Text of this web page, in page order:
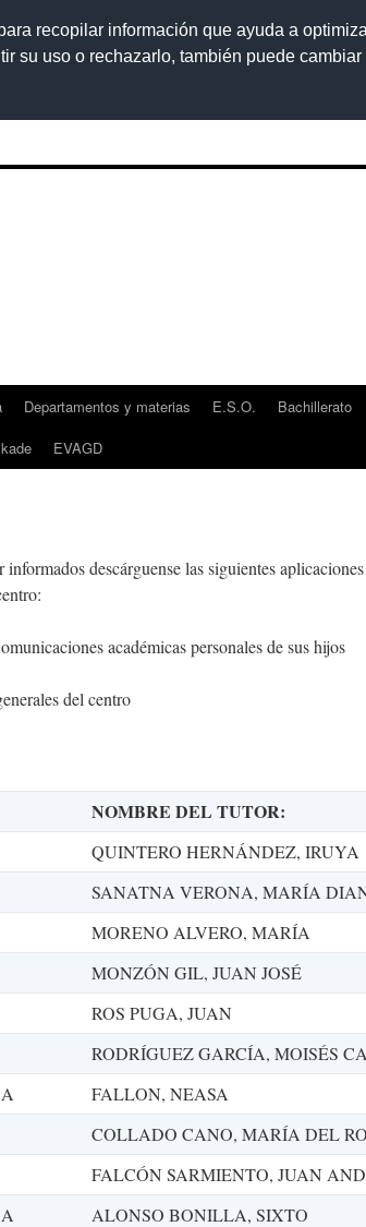
recopilar información que ayuda a
su uso o rechazarlo, también puede
Departamentos y materias E.S.O. Bachillerato
EVAGD
descárguense las siguientes
académicas personales de sus hijos
del centro
NOMBRE DEL TUTOR:
QUINTERO HERNÁNDEZ, IRUYA
SANATNA VERONA, MARÍA
MORENO ALVERO, MARÍA
MONZÓN GIL, JUAN JOSÉ
ROS PUGA, JUAN
RODRÍGUEZ GARCÍA, MOISÉS
FALLON, NEASA
COLLADO CANO, MARÍA DEL
FALCÓN SARMIENTO, JUAN
ALONSO BONILLA, SIXTO